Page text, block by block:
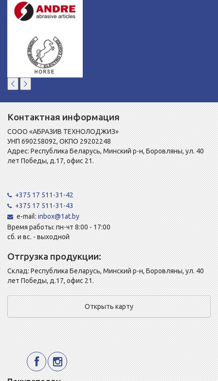
Контактная информация
СООО «АБРАЗИВ ТЕХНОЛОДЖИЗ»
УНП 690258092, ОКПО 29202248
Адрес: Республика Беларусь, Минский р-н, Боровляны, ул. 40
лет Победы, д.17, офис 21.
+375 17 511-31-42
+375 17 511-31-43
e-mail:inbox@1at.by
Время работы: пн-чт 8:00 - 17:00
сб. и вс. - выходной
Отгрузка продукции:
Склад: Республика Беларусь, Минский р-н, Боровляны, ул. 40
лет Победы, д.17, офис 21.
Открыть карту